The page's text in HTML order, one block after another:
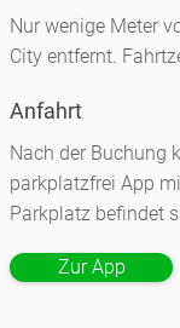
Nur wenige Meter
City entfernt.
Anfahrt
Nach der Buchung
parkplatzfrei App
Parkplatz befindet
Zur App